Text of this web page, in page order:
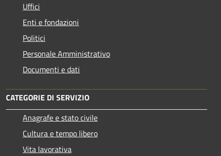
Uffici
Enti e fondazioni
Politici
Personale Amministrativo
Documenti e dati
CATEGORIE DI SERVIZIO
Anagrafe e stato civile
Cultura e tempo libero
Vita lavorativa